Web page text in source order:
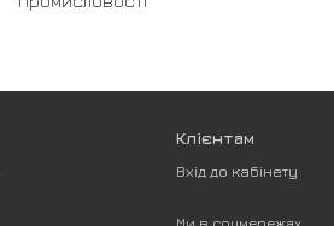
Клієнтам
Вхід до кабінету